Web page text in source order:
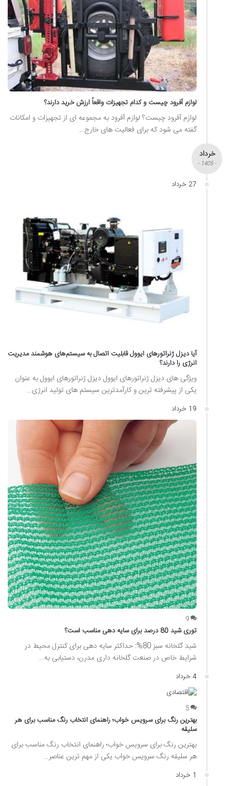
لوازم آفرود چیست و کدام تجهیزات واقعاً ارزش خرید دارند؟
لوازم آفرود چیست؟ لوازم آفرود به مجموعه ای از تجهیزات و امکانات
گفته می شود که برای فعالیت های خارج…
خرداد
- 1405 -
27 خرداد
آیا دیزل ژنراتورهای ایوول قابلیت اتصال به سیستم‌های هوشمند مدیریت
انرژی را دارند؟
ویژگی های دیزل ژنراتورهای ایوول دیزل ژنراتورهای ایوول به عنوان
یکی از پیشرفته ترین و کارآمدترین سیستم های تولید انرژی…
19 خرداد
9
توری شید 80 درصد برای سایه دهی مناسب است؟
شید گلخانه سبز 80%: حداکثر سایه دهی برای کنترل محیط در
شرایط خاص در صنعت گلخانه داری مدرن، دستیابی به…
4 خرداد
5
بهترین رنگ برای سرویس خواب؛ راهنمای انتخاب رنگ مناسب برای هر
سلیقه
بهترین رنگ برای سرویس خواب؛ راهنمای انتخاب رنگ مناسب برای
هر سلیقه رنگ سرویس خواب یکی از مهم ترین عناصر…
1 خرداد